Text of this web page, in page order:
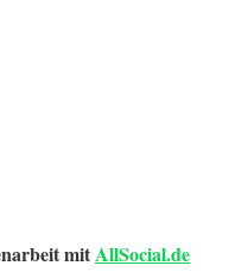
mitAllSocial.de